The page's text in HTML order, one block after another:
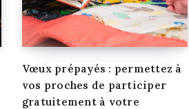
Vœux prépayés : permettez à
vos proches de participer
gratuitement à votre